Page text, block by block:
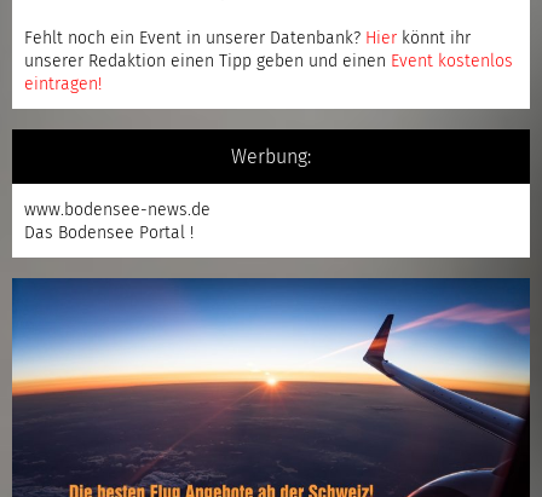
Fehlt noch ein Event in unserer Datenbank? Hier könnt ihr
unserer Redaktion einen Tipp geben und einen Event kostenlos
eintragen!
Werbung:
www.bodensee-news.de
Das Bodensee Portal !